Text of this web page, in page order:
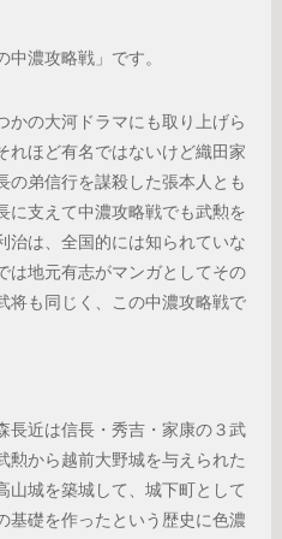
濃攻略戦」です。
かの大河ドラマにも取り上げら
れほど有名ではないけど織田家
の弟信行を謀殺した張本人とも
に支えて中濃攻略戦でも武勲を
治は、全国的には知られていな
は地元有志がマンガとしてその
将も同じく、この中濃攻略戦で
長近は信長・秀吉・家康の３武
勲から越前大野城を与えられた
山城を築城して、城下町として
基礎を作ったという歴史に色濃